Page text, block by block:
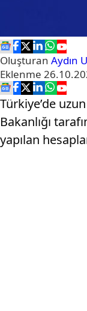
Oluşturan Aydın
Eklenme
Türkiye’de
Bakanlığı
yapılan